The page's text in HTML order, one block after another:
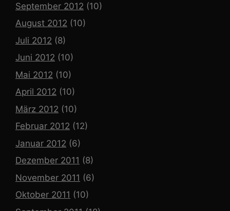
September 2012 (10)
August 2012 (10)
Juli 2012 (8)
Juni 2012 (10)
Mai 2012 (10)
April 2012 (10)
März 2012 (10)
Februar 2012 (12)
Januar 2012 (6)
Dezember 2011 (8)
November 2011 (6)
Oktober 2011 (10)